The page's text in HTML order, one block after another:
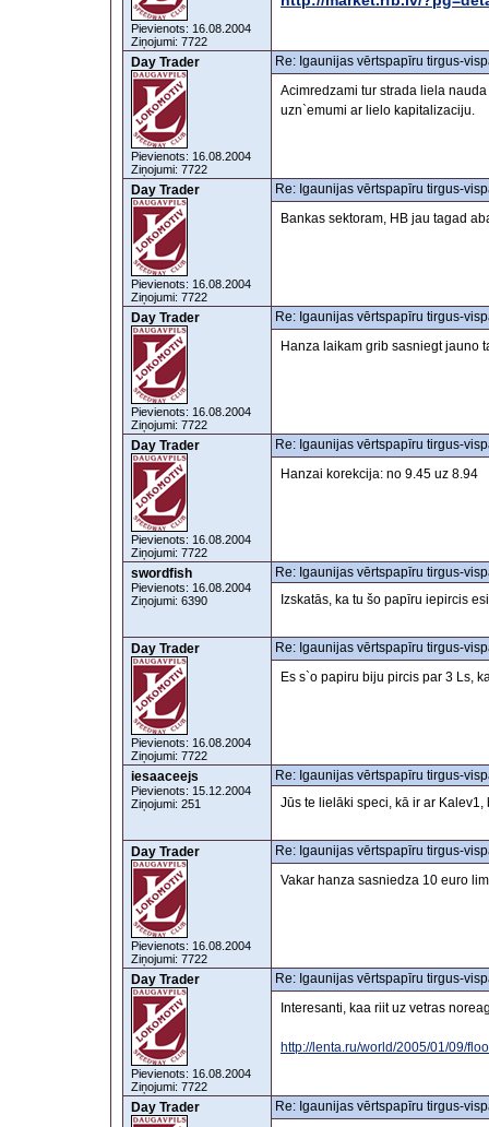
Pievienots: 16.08.2004
Ziņojumi: 7722
Day Trader
Pievienots: 16.08.2004
Ziņojumi: 7722
Re: Igaunijas vērtspapīru tirgus-
Acimredzami tur strada liela
uzn`emumi ar lielo kapitalizaciju.
Day Trader
Pievienots: 16.08.2004
Ziņojumi: 7722
Re: Igaunijas vērtspapīru tirgus-
Bankas sektoram, HB jau tagad
Day Trader
Pievienots: 16.08.2004
Ziņojumi: 7722
Re: Igaunijas vērtspapīru tirgus-
Hanza laikam grib sasniegt jauno
Day Trader
Pievienots: 16.08.2004
Ziņojumi: 7722
Re: Igaunijas vērtspapīru tirgus-
Hanzai korekcija: no 9.45 uz 8.94
swordfish
Pievienots: 16.08.2004
Ziņojumi: 6390
Re: Igaunijas vērtspapīru tirgus-
Izskatās, ka tu šo papīru iepircis
Day Trader
Pievienots: 16.08.2004
Ziņojumi: 7722
Re: Igaunijas vērtspapīru tirgus-
Es s`o papiru biju pircis par 3 Ls,
iesaaceejs
Pievienots: 15.12.2004
Ziņojumi: 251
Re: Igaunijas vērtspapīru tirgus-
Jūs te lielāki speci, kā ir ar
Day Trader
Pievienots: 16.08.2004
Ziņojumi: 7722
Re: Igaunijas vērtspapīru tirgus-
Vakar hanza sasniedza 10 euro
Day Trader
Pievienots: 16.08.2004
Ziņojumi: 7722
Re: Igaunijas vērtspapīru tirgus-
Interesanti, kaa riit uz vetras
http://lenta.ru/world/2005/01/09/
Day Trader
Re: Igaunijas vērtspapīru tirgus-